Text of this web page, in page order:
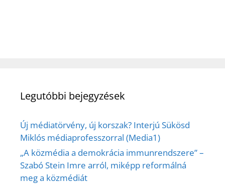
Legutóbbi bejegyzések
Új médiatörvény, új korszak? Interjú Sükösd
Miklós médiaprofesszorral (Media1)
„A közmédia a demokrácia immunrendszere” –
Szabó Stein Imre arról, miképp reformálná
meg a közmédiát